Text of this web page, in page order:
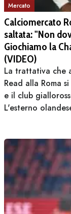
Mercato
Calciomercato
saltata: "Non
Giochiamo la
(VIDEO)
La trattativa che
Read alla Roma
e il club
L'esterno